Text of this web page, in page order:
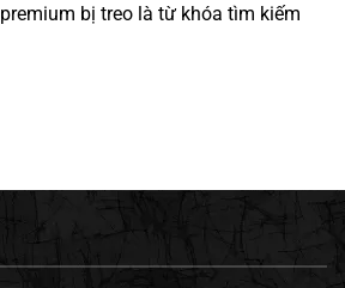
bị treo là từ khóa tìm kiếm